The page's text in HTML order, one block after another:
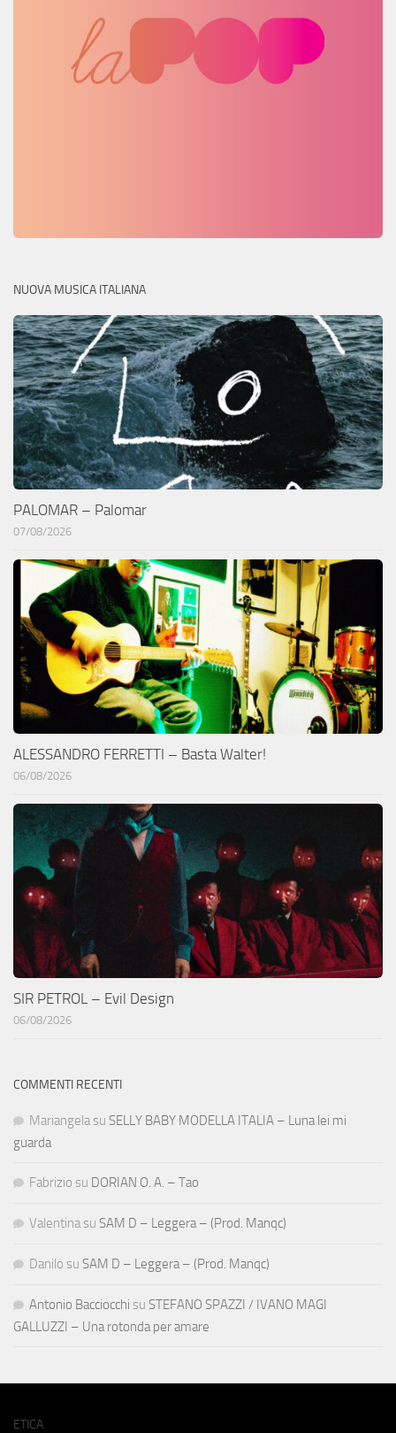
NUOVA MUSICA ITALIANA
PALOMAR – Palomar
07/08/2026
ALESSANDRO FERRETTI – Basta Walter!
06/08/2026
SIR PETROL – Evil Design
06/08/2026
COMMENTI RECENTI
Mariangela su SELLY BABY MODELLA ITALIA – Luna lei mi
guarda
Fabrizio su DORIAN O. A. – Tao
Valentina su SAM D – Leggera – (Prod. Manqc)
Danilo su SAM D – Leggera – (Prod. Manqc)
Antonio Bacciocchi su STEFANO SPAZZI / IVANO MAGI
GALLUZZI – Una rotonda per amare
ETICA